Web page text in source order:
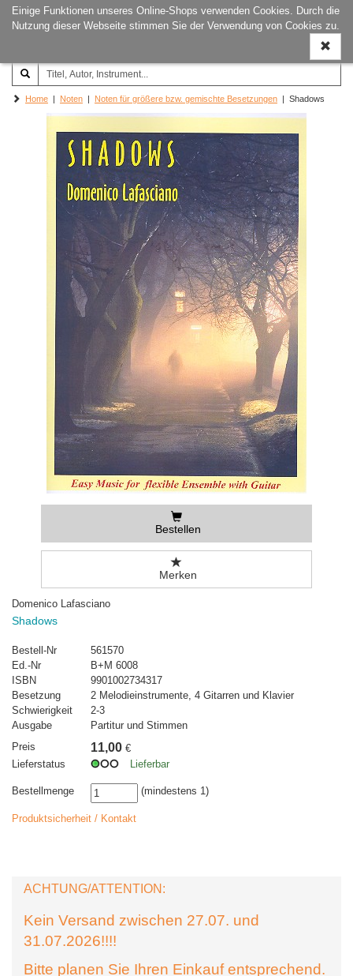
Einige Funktionen unseres Online-Shops verwenden Cookies. Durch die
Nutzung dieser Webseite stimmen Sie der Verwendung von Cookies zu.
ein-/
Joachim‐Trekel‐Musikverlag,
Hamburg
Home | Noten | Noten für größere bzw. gemischte Besetzungen | Shadows
Bestellen
Merken
Domenico Lafasciano
Shadows
Bestell-Nr
561570
Ed.-Nr
B+M 6008
ISBN
9901002734317
Besetzung
2 Melodieinstrumente, 4 Gitarren und Klavier
Schwierigkeit
2-3
Ausgabe
Partitur und Stimmen
Preis
11,00 €
Lieferstatus
Lieferbar
Bestellmenge (mindestens 1)
Produktsicherheit / Kontakt
ACHTUNG/ATTENTION:
Kein Versand zwischen 27.07. und
31.07.2026!!!!
Bitte planen Sie Ihren Einkauf entsprechend.